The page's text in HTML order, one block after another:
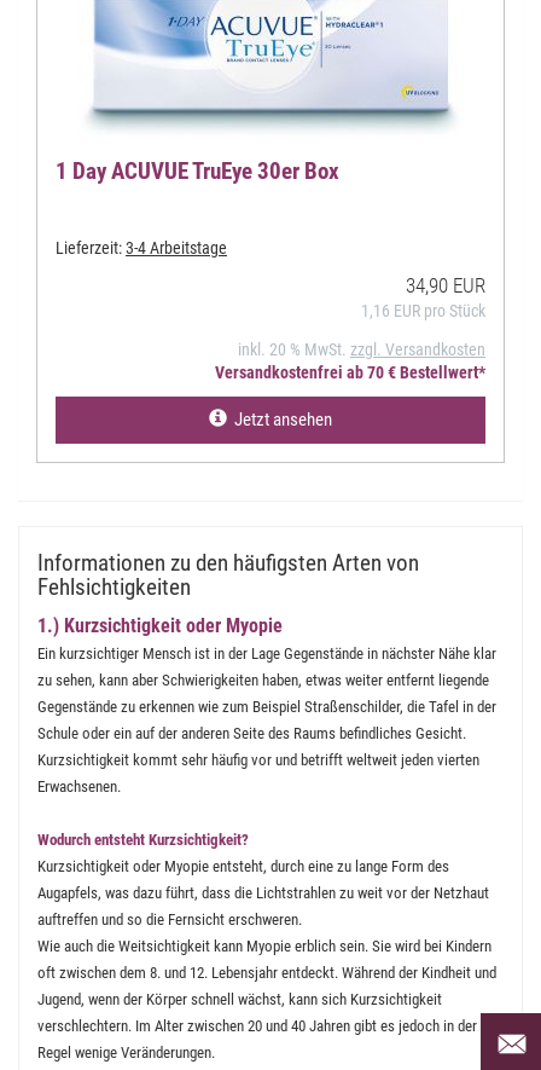
1 Day ACUVUE TruEye 30er Box
Lieferzeit:3-4 Arbeitstage
34,90 EUR
1,16 EUR pro Stück
inkl. 20 % MwSt. zzgl. Versandkosten
Versandkostenfrei ab 70 € Bestellwert*
Jetzt ansehen
Informationen zu den häufigsten Arten von
Fehlsichtigkeiten
1.) Kurzsichtigkeit oder Myopie
Ein kurzsichtiger Mensch ist in der Lage Gegenstände in nächster Nähe klar
zu sehen, kann aber Schwierigkeiten haben, etwas weiter entfernt liegende
Gegenstände zu erkennen wie zum Beispiel Straßenschilder, die Tafel in der
Schule oder ein auf der anderen Seite des Raums befindliches Gesicht.
Kurzsichtigkeit kommt sehr häufig vor und betrifft weltweit jeden vierten
Erwachsenen.
Wodurch entsteht Kurzsichtigkeit?
Kurzsichtigkeit oder Myopie entsteht, durch eine zu lange Form des
Augapfels, was dazu führt, dass die Lichtstrahlen zu weit vor der Netzhaut
auftreffen und so die Fernsicht erschweren.
Wie auch die Weitsichtigkeit kann Myopie erblich sein. Sie wird bei Kindern
oft zwischen dem 8. und 12. Lebensjahr entdeckt. Während der Kindheit und
Jugend, wenn der Körper schnell wächst, kann sich Kurzsichtigkeit
verschlechtern. Im Alter zwischen 20 und 40 Jahren gibt es jedoch in der
Regel wenige Veränderungen.
Per
uns